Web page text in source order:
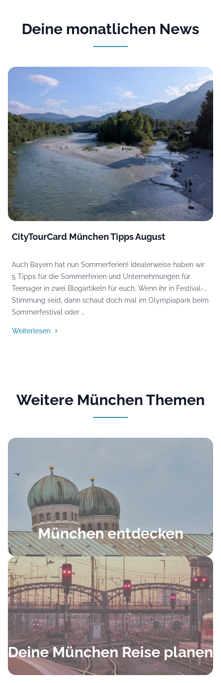
Deine monatlichen News
CityTourCard München Tipps August
Auch Bayern hat nun Sommerferien! Idealerweise haben wir
5 Tipps für die Sommerferien und Unternehmungen für
Teenager in zwei Blogartikeln für euch. Wenn ihr in Festival-
Stimmung seid, dann schaut doch mal im Olympiapark beim
Sommerfestival oder …
Weiterlesen
Weitere München Themen
München entdecken
Deine München Reise planen